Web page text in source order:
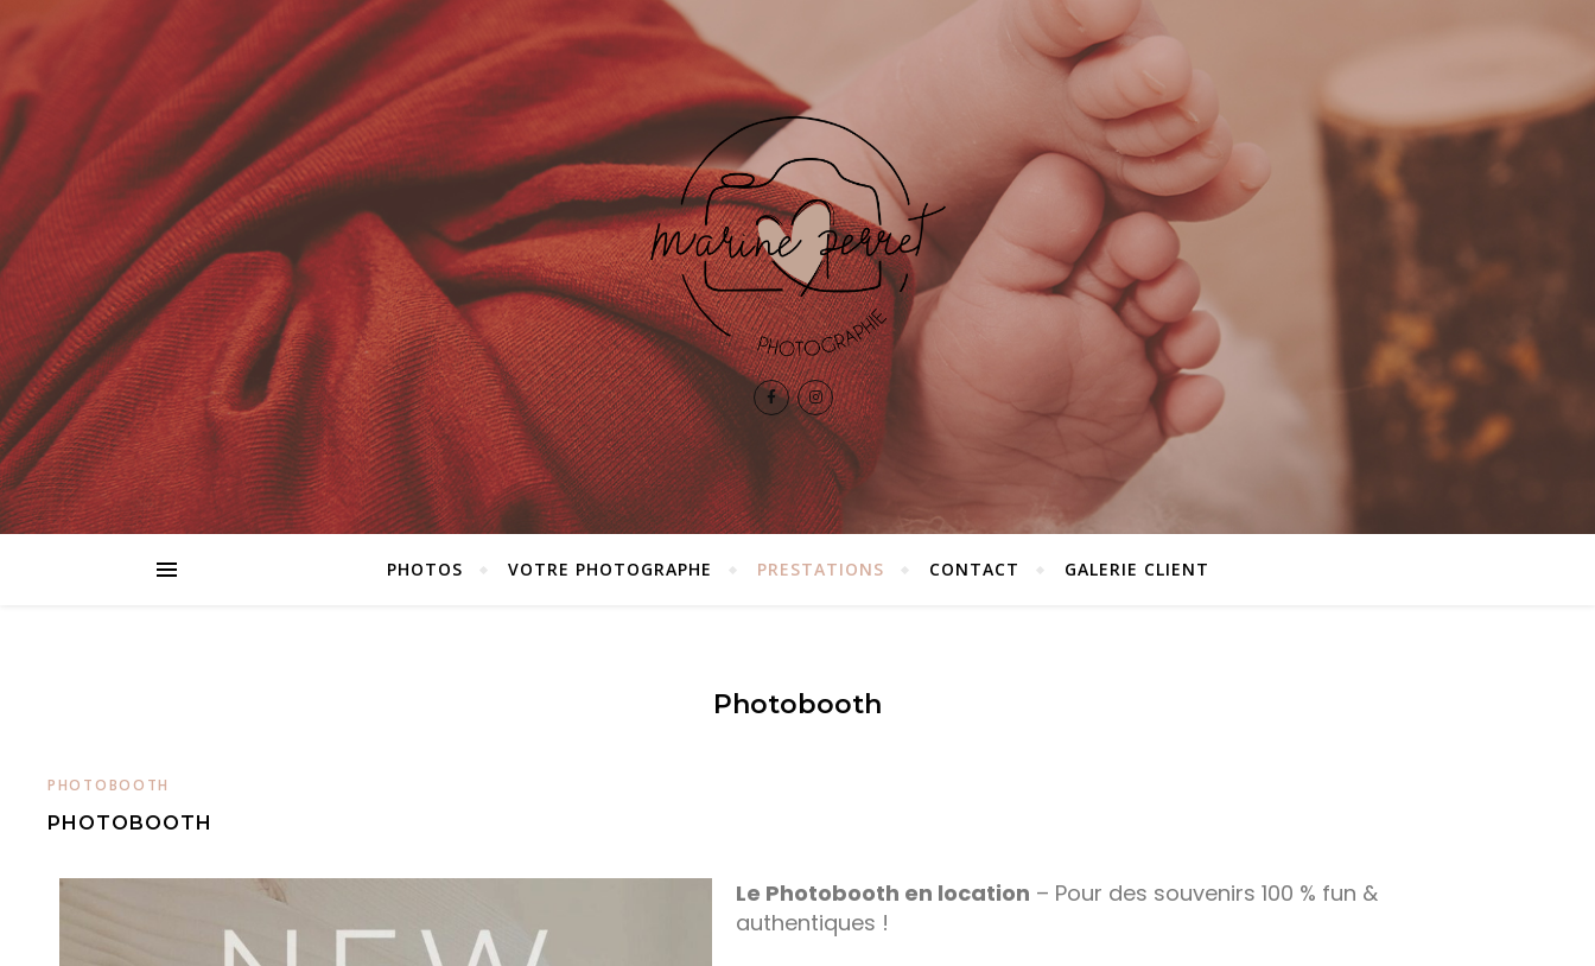
PHOTOS VOTRE PHOTOGRAPHE PRESTATIONS CONTACT GALERIE CLIENT
Photobooth
PHOTOBOOTH
PHOTOBOOTH
Le Photobooth en location – Pour des souvenirs 100 % fun &
authentiques !